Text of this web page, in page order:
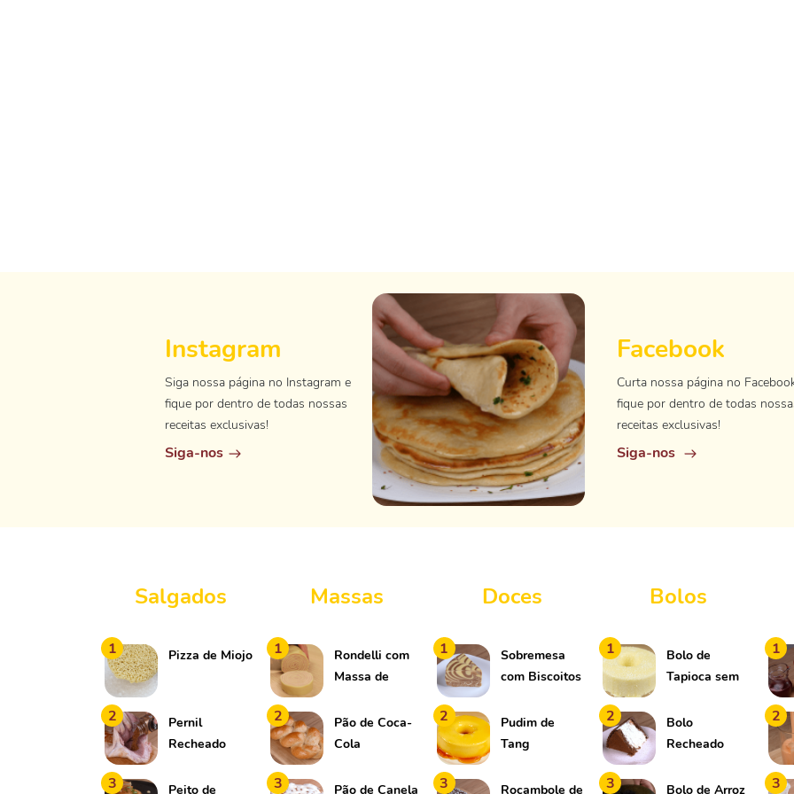
Instagram
Siga nossa página no Instagram e
fique por dentro de todas nossas
receitas exclusivas!
Siga-nos
Facebook
Curta nossa página no
fique por dentro de todas
receitas exclusivas!
Siga-nos
Salgados
1 Pizza de Miojo
2
Pernil
Recheado
3 Peito de
Massas
1
Rondelli com
Massa de
2
Pão de Coca-
Cola
3 Pão de Canela
Doces
1
Sobremesa
com Biscoitos
2
Pudim de
Tang
3 Rocambole de
Bolos
1
Bolo de
Tapioca sem
2
Bolo
Recheado
Chocolate
3 Bolo de Arroz
1
2
3